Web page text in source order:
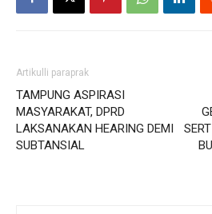
Artikulli paraprak
TAMPUNG ASPIRASI
MASYARAKAT, DPRD
LAKSANAKAN HEARING DEMI
SUBTANSIAL